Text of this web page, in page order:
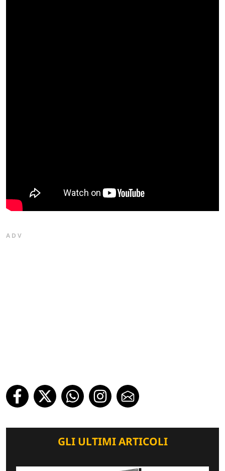
ADV
GLI ULTIMI ARTICOLI